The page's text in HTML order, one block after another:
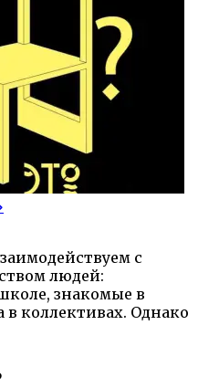
с
людей:
знакомые в
в коллективах. Однако